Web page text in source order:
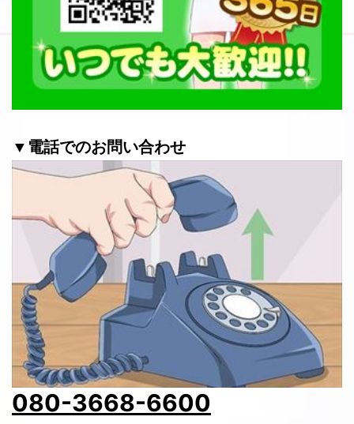
▼電話でのお問い合わせ
080-3668-6600